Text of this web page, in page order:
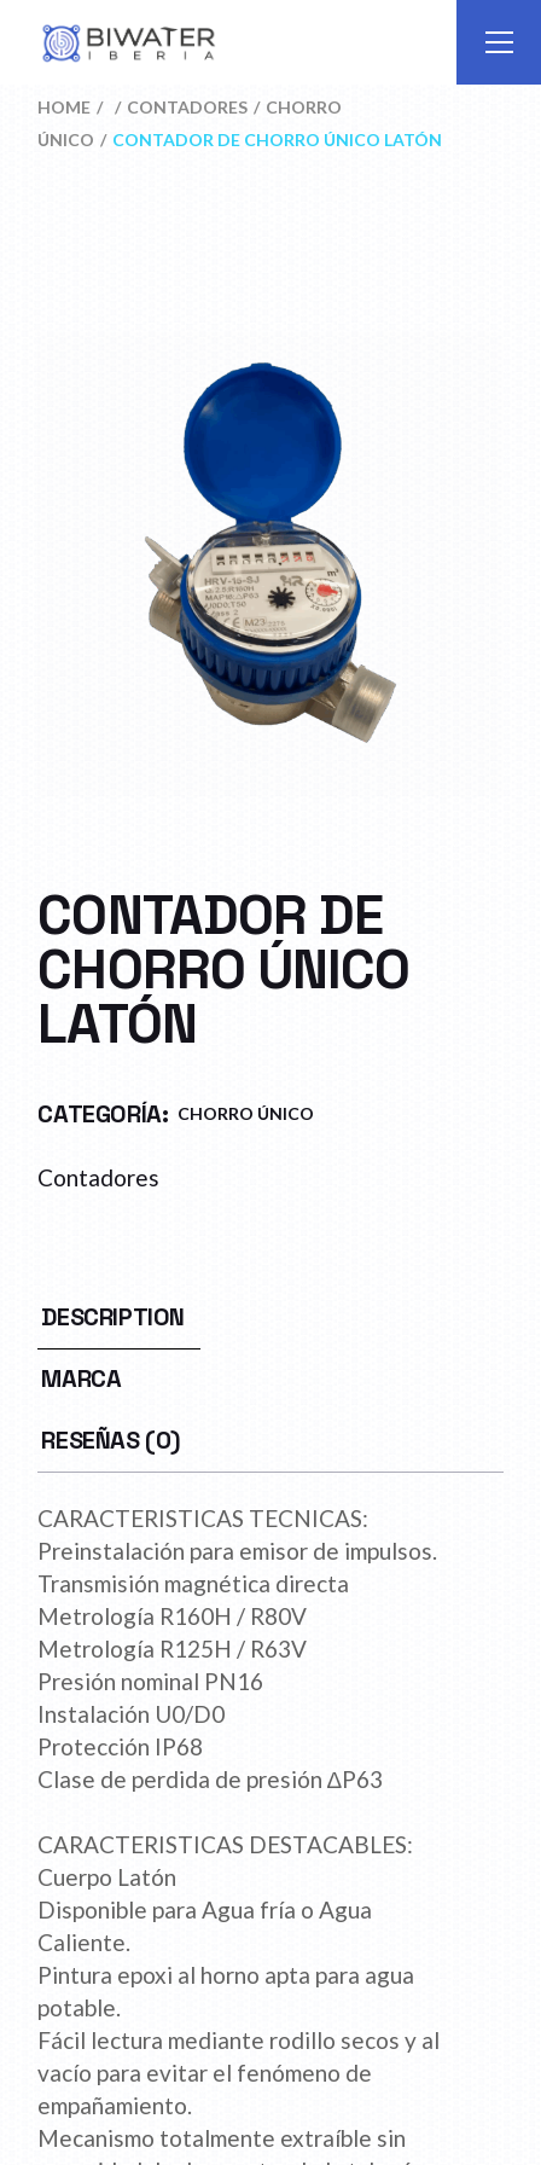
HOME CONTADORES
CHORRO
ÚNICO
CONTADOR DE CHORRO ÚNICO LATÓN
CONTADOR DE
CHORRO ÚNICO
LATÓN
CATEGORÍA: CHORRO ÚNICO
Contadores
DESCRIPTION
MARCA
RESEÑAS (0)
CARACTERISTICAS TECNICAS:
Preinstalación para emisor de impulsos.
Transmisión magnética directa
Metrología R160H / R80V
Metrología R125H / R63V
Presión nominal PN16
Instalación U0/D0
Protección IP68
Clase de perdida de presión ∆P63
CARACTERISTICAS DESTACABLES:
Cuerpo Latón
Disponible para Agua fría o Agua
Caliente.
Pintura epoxi al horno apta para agua
potable.
Fácil lectura mediante rodillo secos y al
vacío para evitar el fenómeno de
empañamiento.
Mecanismo totalmente extraíble sin